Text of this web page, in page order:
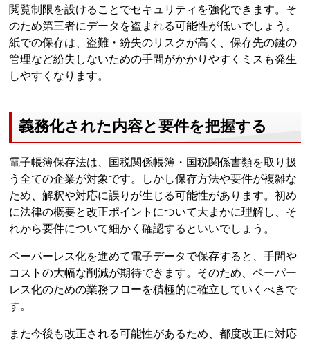
閲覧制限を設けることでセキュリティを強化できます。そ
のため第三者にデータを盗まれる可能性が低いでしょう。
紙での保存は、盗難・紛失のリスクが高く、保存先の鍵の
管理など紛失しないための手間がかかりやすくミスも発生
しやすくなります。
義務化された内容と要件を把握する
電子帳簿保存法は、国税関係帳簿・国税関係書類を取り扱
う全ての企業が対象です。しかし保存方法や要件が複雑な
ため、解釈や対応に誤りが生じる可能性があります。初め
に法律の概要と改正ポイントについて大まかに理解し、そ
れから要件について細かく確認するといいでしょう。
ペーパーレス化を進めて電子データで保存すると、手間や
コストの大幅な削減が期待できます。そのため、ペーパー
レス化のための業務フローを積極的に確立していくべきで
す。
また今後も改正される可能性があるため、都度改正に対応